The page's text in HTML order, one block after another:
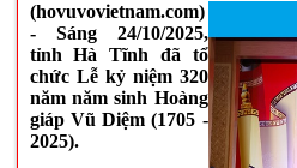
(hovuvovietnam.com)
- Sáng 24/10/2025,
tỉnh Hà Tĩnh đã tổ
chức Lễ kỷ niệm 320
năm năm sinh Hoàng
giáp Vũ Diệm (1705 -
2025).